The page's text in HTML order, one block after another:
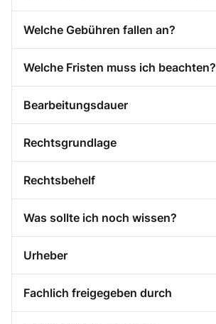
Welche Gebühren fallen an?
Welche Fristen muss ich beachten?
Bearbeitungsdauer
Rechtsgrundlage
Rechtsbehelf
Was sollte ich noch wissen?
Urheber
Fachlich freigegeben durch